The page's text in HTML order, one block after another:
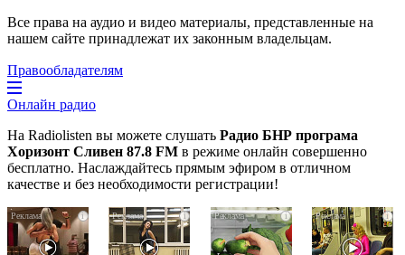
Все права на аудио и видео материалы, представленные на
нашем сайте принадлежат их законным владельцам.
Правообладателям
Онлайн радио
На Radiolisten вы можете слушать Радио БНР програма
Хоризонт Сливен 87.8 FM в режиме онлайн совершенно
бесплатно. Наслаждайтесь прямым эфиром в отличном
качестве и без необходимости регистрации!
i
Ролик
длится
пару
i
Ролик
Омска:
i
Никогда
храните
i